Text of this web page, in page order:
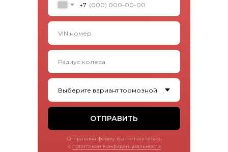
+7
ОТПРАВИТЬ
Отправляя форму вы соглашаетесь
с политикой конфиденциальности